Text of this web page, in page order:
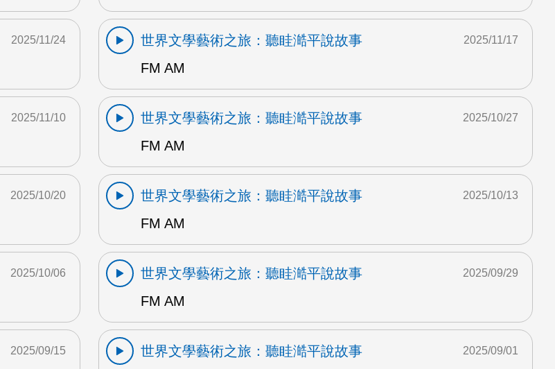
2025/11/24
世界文學藝術之旅：聽眭澔平說故事
FM AM
2025/11/17
2025/11/10
世界文學藝術之旅：聽眭澔平說故事
FM AM
2025/10/27
2025/10/20
世界文學藝術之旅：聽眭澔平說故事
FM AM
2025/10/13
2025/10/06
世界文學藝術之旅：聽眭澔平說故事
FM AM
2025/09/29
2025/09/15
世界文學藝術之旅：聽眭澔平說故事
2025/09/01